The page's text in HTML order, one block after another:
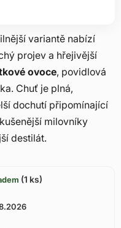
variantě nabízí
projev a hřejivější
ovoce, povidlová
Chuť je plná,
dochutí připomínající
milovníky
destilát.
(1 ks)